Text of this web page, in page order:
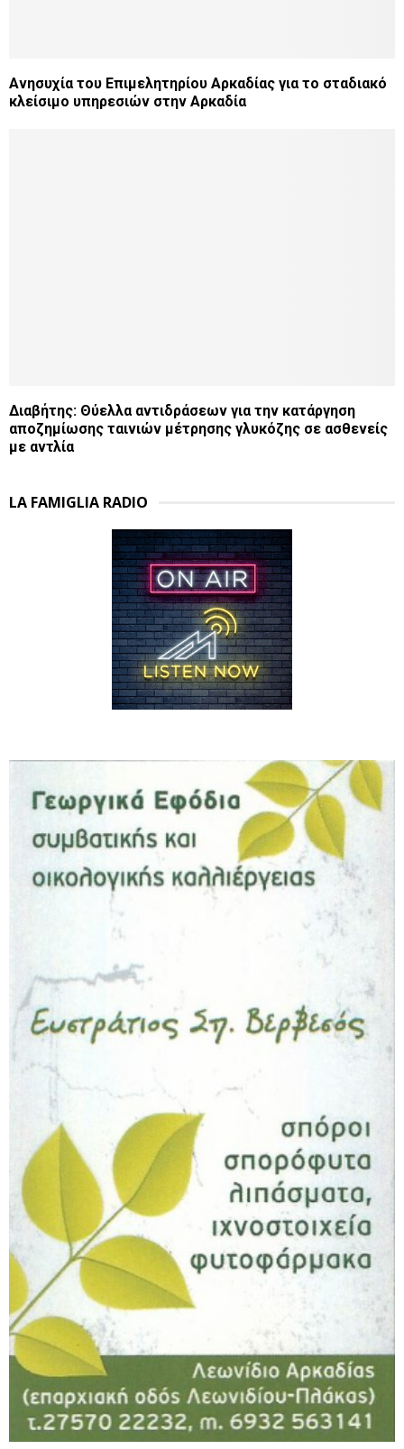
Ανησυχία του Επιμελητηρίου Αρκαδίας για το σταδιακό
κλείσιμο υπηρεσιών στην Αρκαδία
Διαβήτης: Θύελλα αντιδράσεων για την κατάργηση
αποζημίωσης ταινιών μέτρησης γλυκόζης σε ασθενείς
με αντλία
LA FAMIGLIA RADIO